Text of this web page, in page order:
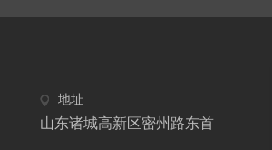
地址
山东诸城高新区密州路东首